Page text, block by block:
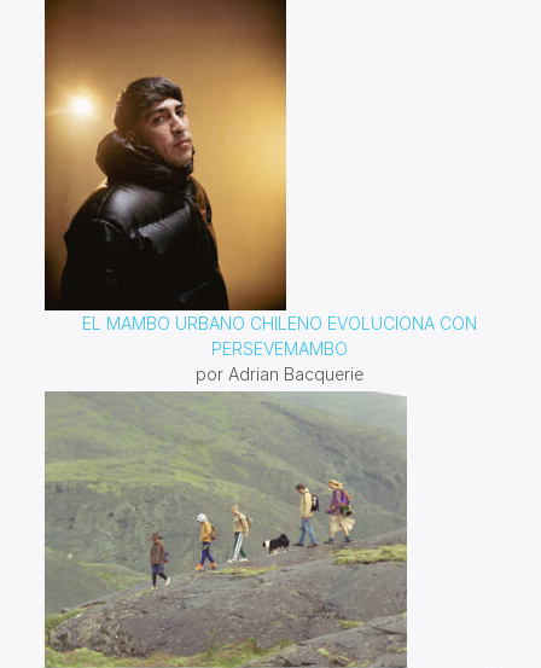
EL MAMBO URBANO CHILENO EVOLUCIONA CON
PERSEVEMAMBO
por Adrian Bacquerie